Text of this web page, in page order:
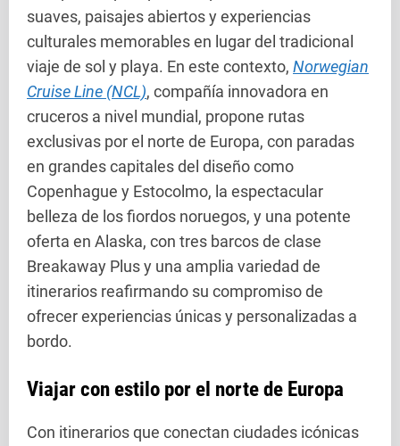
suaves, paisajes abiertos y experiencias
culturales memorables en lugar del tradicional
viaje de sol y playa. En este contexto, Norwegian
Cruise Line (NCL), compañía innovadora en
cruceros a nivel mundial, propone rutas
exclusivas por el norte de Europa, con paradas
en grandes capitales del diseño como
Copenhague y Estocolmo, la espectacular
belleza de los fiordos noruegos, y una potente
oferta en Alaska, con tres barcos de clase
Breakaway Plus y una amplia variedad de
itinerarios reafirmando su compromiso de
ofrecer experiencias únicas y personalizadas a
bordo.
Viajar con estilo por el norte de Europa
Con itinerarios que conectan ciudades icónicas